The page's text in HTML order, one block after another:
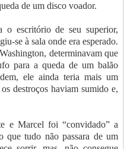
de um disco voador.
o escritório de seu superior,
se à sala onde era esperado.
determinavam que
para a queda de um balão
ele ainda teria mais um
destroços haviam sumido e,
e Marcel foi “convidado” a
que tudo não passara de um